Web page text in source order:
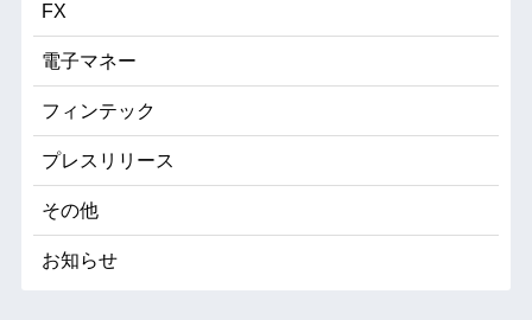
FX
電子マネー
フィンテック
プレスリリース
その他
お知らせ